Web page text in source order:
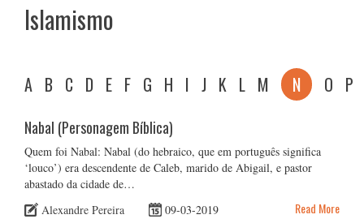
Islamismo
A B C D E F G H I J K L M N O P
Nabal (Personagem Bíblica)
Quem foi Nabal: Nabal (do hebraico, que em português significa
‘louco’) era descendente de Caleb, marido de Abigail, e pastor
abastado da cidade de…
Alexandre Pereira
09-03-2019 Read More